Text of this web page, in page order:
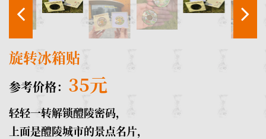
旋转冰箱贴
参考价格： 35元
轻轻一转解锁醴陵密码，
上面是醴陵城市的景点名片，